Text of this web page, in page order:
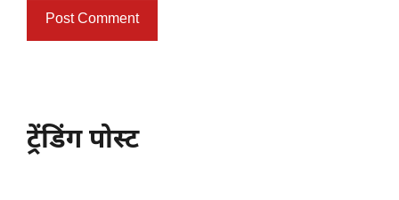
ट्रेंडिंग पोस्ट